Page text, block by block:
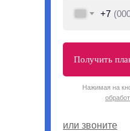
+7
Получить
Нажимая на
или звоните